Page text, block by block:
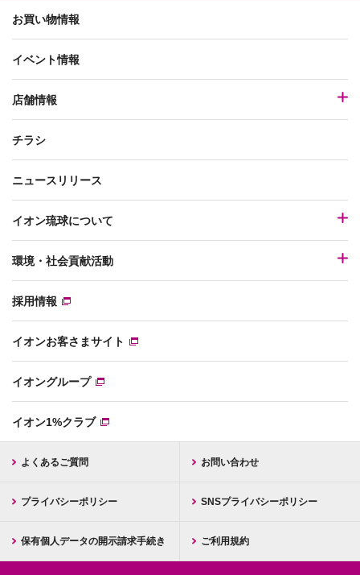
お買い物情報
イベント情報
店舗情報
チラシ
ニュースリリース
イオン琉球について
環境・社会貢献活動
採用情報
イオンお客さまサイト
イオングループ
イオン1%クラブ
よくあるご質問 お問い合わせ
プライバシーポリシー SNSプライバシーポリシー
保有個人データの開示請求手続き ご利用規約